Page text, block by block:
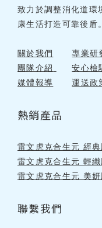
致力於調整消化道環
康生活打造可靠後盾。
關於我們 專業研
團隊介紹
安心檢
媒體報導
運送政
熱銷產品
雷文虎克合生元 經
雷文虎克合生元 輕
雷文虎克合生元 美
聯繫我們